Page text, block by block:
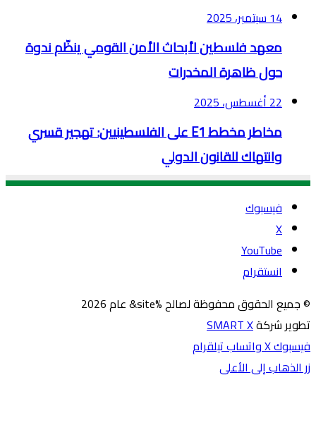
14 سبتمبر، 2025
معهد فلسطين لأبحاث الأمن القومي ينظّم ندوة
حول ظاهرة المخدرات
22 أغسطس، 2025
مخاطر مخطط E1 على الفلسطينيين: تهجير قسري
وانتهاك للقانون الدولي
فيسبوك
‫X
‫YouTube
انستقرام
© جميع الحقوق محفوظة لصالح %site& عام 2026
تطوير شركةSMART X
فيسبوك‫Xواتسابتيلقرام
زر الذهاب إلى الأعلى